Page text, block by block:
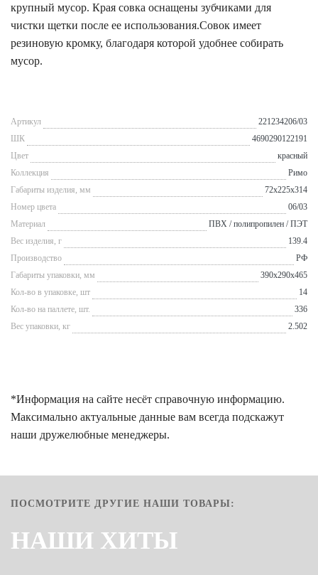
крупный мусор. Края совка оснащены зубчиками для
чистки щетки после ее использования.Совок имеет
резиновую кромку, благодаря которой удобнее собирать
мусор.
Артикул
221234206/03
ШК
4690290122191
Цвет
красный
Коллекция
Римо
Габариты изделия, мм
72x225x314
Номер цвета
06/03
Материал
ПВХ / полипропилен / ПЭТ
Вес изделия, г
139.4
Производство
РФ
Габариты упаковки, мм
390x290x465
Кол-во в упаковке, шт
14
Кол-во на паллете, шт.
336
Вес упаковки, кг
2.502
*Информация на сайте несёт справочную информацию.
Максимально актуальные данные вам всегда подскажут
наши дружелюбные менеджеры.
ПОСМОТРИТЕ ДРУГИЕ НАШИ ТОВАРЫ:
НАШИ ХИТЫ